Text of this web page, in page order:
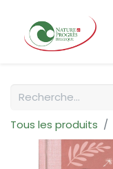
Tous les produits